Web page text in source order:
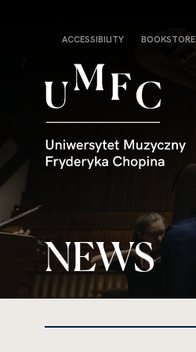
StronaACCESSIBILITY BOOKSTORE
NEWS